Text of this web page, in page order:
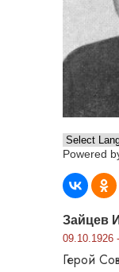
Powered
Зайцев
09.10.1926
Герой